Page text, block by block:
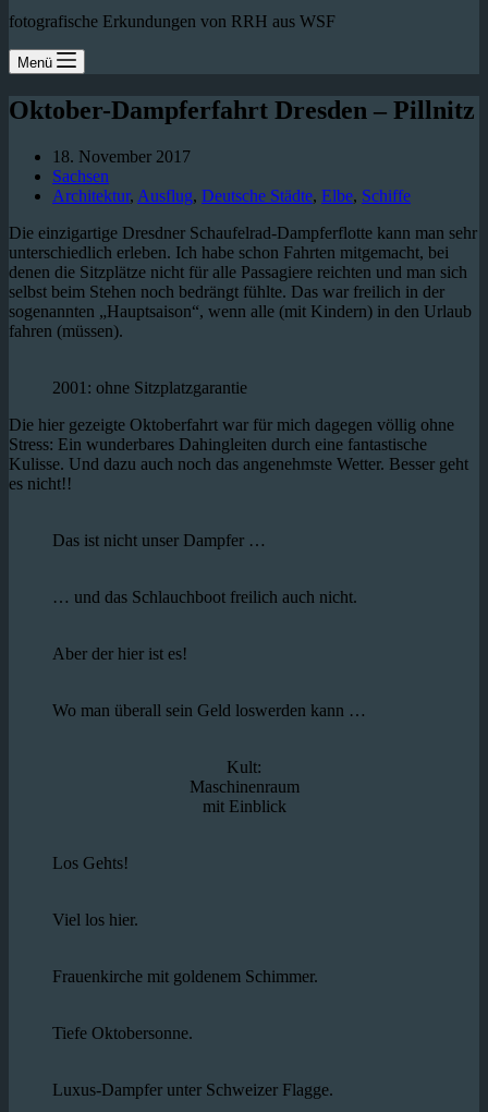
fotografische Erkundungen von RRH aus WSF
Menü
Oktober-Dampferfahrt Dresden – Pillnitz
18. November 2017
Sachsen
Architektur, Ausflug, Deutsche Städte, Elbe, Schiffe
Die einzigartige Dresdner Schaufelrad-Dampferflotte kann man sehr
unterschiedlich erleben. Ich habe schon Fahrten mitgemacht, bei
denen die Sitzplätze nicht für alle Passagiere reichten und man sich
selbst beim Stehen noch bedrängt fühlte. Das war freilich in der
sogenannten „Hauptsaison“, wenn alle (mit Kindern) in den Urlaub
fahren (müssen).
2001: ohne Sitzplatzgarantie
Die hier gezeigte Oktoberfahrt war für mich dagegen völlig ohne
Stress: Ein wunderbares Dahingleiten durch eine fantastische
Kulisse. Und dazu auch noch das angenehmste Wetter. Besser geht
es nicht!!
Das ist nicht unser Dampfer …
… und das Schlauchboot freilich auch nicht.
Aber der hier ist es!
Wo man überall sein Geld loswerden kann …
Kult:
Maschinenraum
mit Einblick
Los Gehts!
Viel los hier.
Frauenkirche mit goldenem Schimmer.
Tiefe Oktobersonne.
Luxus-Dampfer unter Schweizer Flagge.